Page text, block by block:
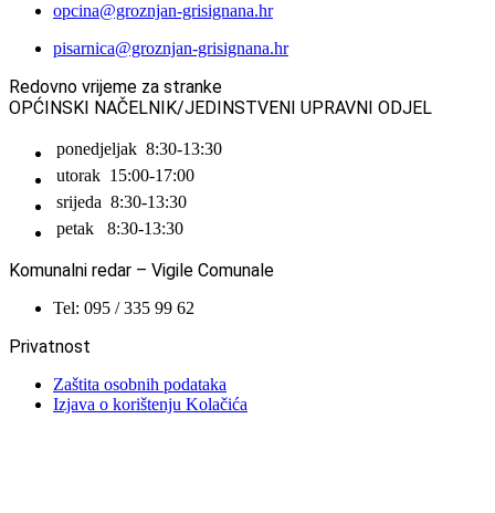
opcina@groznjan-grisignana.hr
pisarnica@groznjan-grisignana.hr
Redovno vrijeme za stranke
OPĆINSKI NAČELNIK/JEDINSTVENI UPRAVNI ODJEL
ponedjeljak 8:30-13:30
utorak 15:00-17:00
srijeda 8:30-13:30
petak
8:30-13:30
Komunalni redar – Vigile Comunale
Tel: 095 / 335 99 62
Privatnost
Zaštita osobnih podataka
Izjava o korištenju Kolačića